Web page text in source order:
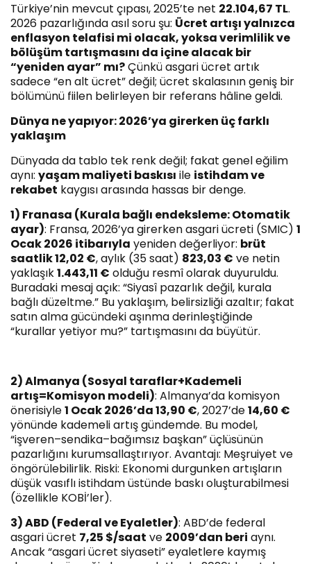
Türkiye’nin mevcut çıpası, 2025’te net 22.104,67 TL.
2026 pazarlığında asıl soru şu: Ücret artışı yalnızca
enflasyon telafisi mi olacak, yoksa verimlilik ve
bölüşüm tartışmasını da içine alacak bir
“yeniden ayar” mı?Çünkü asgari ücret artık
sadece “en alt ücret” değil; ücret skalasının geniş bir
bölümünü fiilen belirleyen bir referans hâline geldi.
Dünya ne yapıyor: 2026’ya girerken üç farklı
yaklaşım
Dünyada da tablo tek renk değil; fakat genel eğilim
aynı: yaşam maliyeti baskısı ile istihdam ve
rekabet kaygısı arasında hassas bir denge.
1) Franasa (Kurala bağlı endeksleme: Otomatik
ayar): Fransa, 2026’ya girerken asgari ücreti (SMIC) 1
Ocak 2026 itibarıyla yeniden değerliyor: brüt
saatlik 12,02 €, aylık (35 saat) 823,03 € ve netin
yaklaşık1.443,11 € olduğu resmî olarak duyuruldu.
Buradaki mesaj açık: “Siyasî pazarlık değil, kurala
bağlı düzeltme.” Bu yaklaşım, belirsizliği azaltır; fakat
satın alma gücündeki aşınma derinleştiğinde
“kurallar yetiyor mu?” tartışmasını da büyütür.
2) Almanya (Sosyal taraflar+Kademeli
artış=Komisyon modeli): Almanya’da komisyon
önerisiyle1 Ocak 2026’da 13,90 €, 2027’de14,60 €
yönünde kademeli artış gündemde. Bu model,
“işveren–sendika–bağımsız başkan” üçlüsünün
pazarlığını kurumsallaştırıyor. Avantajı: Meşruiyet ve
öngörülebilirlik. Riski: Ekonomi durgunken artışların
düşük vasıflı istihdam üstünde baskı oluşturabilmesi
(özellikle KOBİ’ler).
3) ABD (Federal ve Eyaletler): ABD’de federal
asgari ücret 7,25 $/saat ve 2009’dan beri aynı.
Ancak “asgari ücret siyaseti” eyaletlere kaymış